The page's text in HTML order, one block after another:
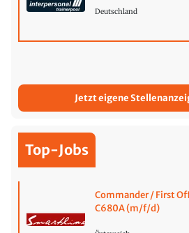
Deutschland
Jetzt eigene
Top-Jobs
Commander / First
C680A (m/f/d)